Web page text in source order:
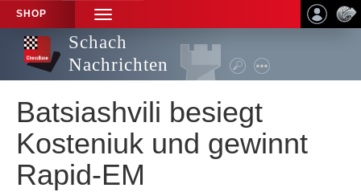
SHOP
TOGGLE
NAVIGATION
Schach
Nachrichten
Batsiashvili besiegt
Kosteniuk und gewinnt
Rapid-EM